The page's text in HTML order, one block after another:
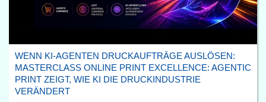
WENN KI-AGENTEN DRUCKAUFTRÄGE AUSLÖSEN:
MASTERCLASS ONLINE PRINT EXCELLENCE: AGENTIC
PRINT ZEIGT, WIE KI DIE DRUCKINDUSTRIE
VERÄNDERT